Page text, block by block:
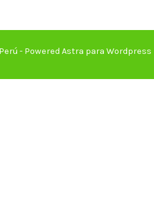
- Powered Astra para Wordpress